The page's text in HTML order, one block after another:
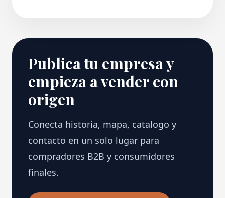
Publica tu empresa y
empieza a vender con
origen
Conecta historia, mapa, catalogo y
contacto en un solo lugar para
compradores B2B y consumidores
finales.